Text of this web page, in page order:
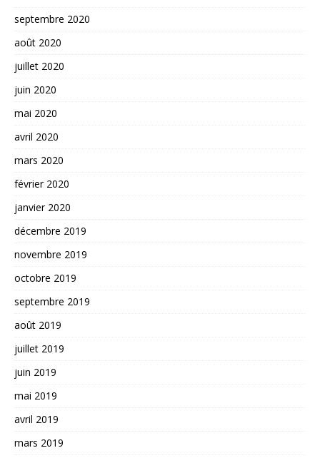
septembre 2020
août 2020
juillet 2020
juin 2020
mai 2020
avril 2020
mars 2020
février 2020
janvier 2020
décembre 2019
novembre 2019
octobre 2019
septembre 2019
août 2019
juillet 2019
juin 2019
mai 2019
avril 2019
mars 2019